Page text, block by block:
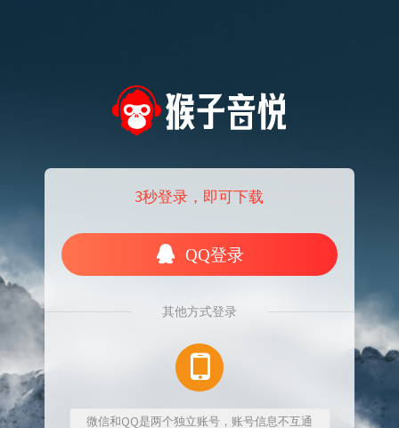
3秒登录，即可下载
QQ登录
其他方式登录
微信和QQ是两个独立账号，账号信息不互通